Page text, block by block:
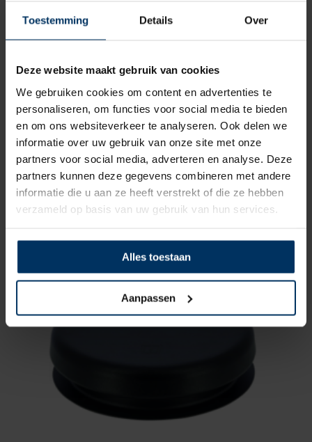
Toestemming Details Over
Deze website maakt gebruik van cookies
We gebruiken cookies om content en advertenties te
personaliseren, om functies voor social media te bieden
en om ons websiteverkeer te analyseren. Ook delen we
informatie over uw gebruik van onze site met onze
partners voor social media, adverteren en analyse. Deze
partners kunnen deze gegevens combineren met andere
informatie die u aan ze heeft verstrekt of die ze hebben
verzameld op basis van uw gebruik van hun services.
Alles toestaan
Aanpassen
Paddenstoelventilator RVS316; Ø85mm /
Ø117mm
Merk: Vetus
Artikelnummer: PORTOS1